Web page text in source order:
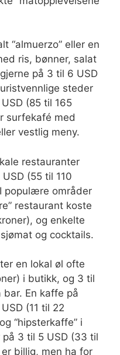
“almuerzo” eller en
ris, bønner, salat
på 3 til 6 USD
steder
(85 til 165
surfekafé med
vestlig meny.
restauranter
(55 til 110
populære områder
restaurant koste
og enkelte
og cocktails.
en lokal øl ofte
i butikk, og 3 til
bar. En kaffe på
(11 til 22
“hipsterkaffe” i
3 til 5 USD (33 til
billig, men ha for